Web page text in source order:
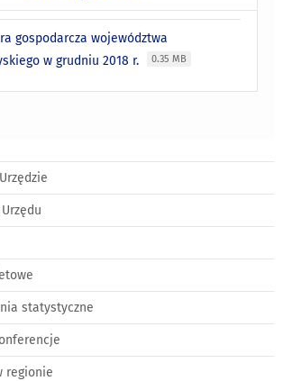
gospodarcza województwa
w grudniu 2018 r.
0.35 MB
statystyczne
regionie